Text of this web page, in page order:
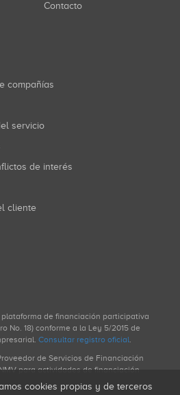
Contacto
compañías
servicio
de interés
cliente
plataforma de financiación participativa
No. 18) conforme a la Ley 5/2015 de
Consultar registro oficial.
de Servicios de Financiación
para actividades de financiación
cookies propias y de terceros